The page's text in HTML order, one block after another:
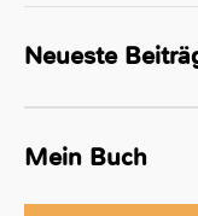
Neueste
Mein Buch